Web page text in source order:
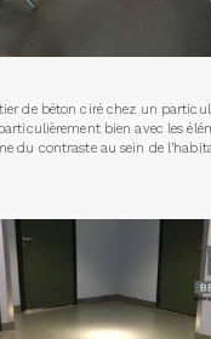
de béton ciré chez un
bien avec les
du contraste au sein de